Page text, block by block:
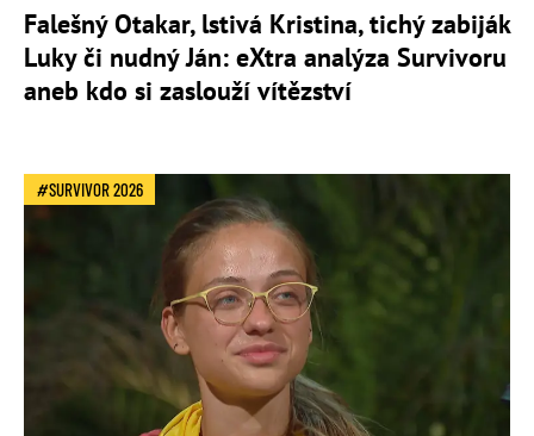
Falešný Otakar, lstivá Kristina, tichý zabiják
Luky či nudný Ján: eXtra analýza Survivoru
aneb kdo si zaslouží vítězství
SURVIVOR 2026